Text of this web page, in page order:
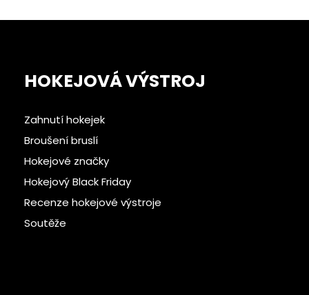
HOKEJOVÁ VÝSTROJ
Zahnutí hokejek
Broušení bruslí
Hokejové značky
Hokejový Black Friday
Recenze hokejové výstroje
Soutěže